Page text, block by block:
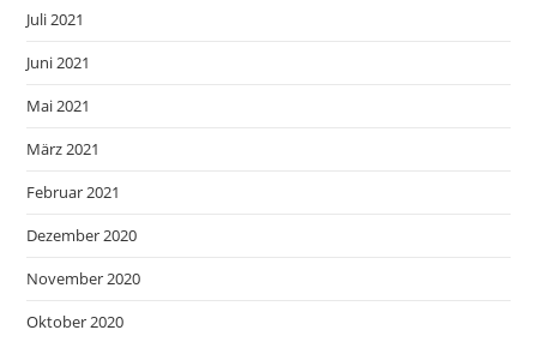
Juli 2021
Juni 2021
Mai 2021
März 2021
Februar 2021
Dezember 2020
November 2020
Oktober 2020